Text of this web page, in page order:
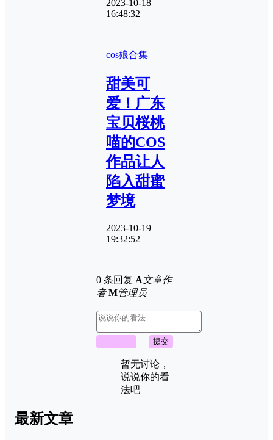
2023-10-18
16:48:32
cos娘合集
甜美可
爱！广东
宝贝桜桃
喵的COS
作品让人
陷入甜蜜
梦境
2023-10-19
19:32:52
0 条回复 A文章作
者 M管理员
提交
暂无讨论，
说说你的看
法吧
最新文章